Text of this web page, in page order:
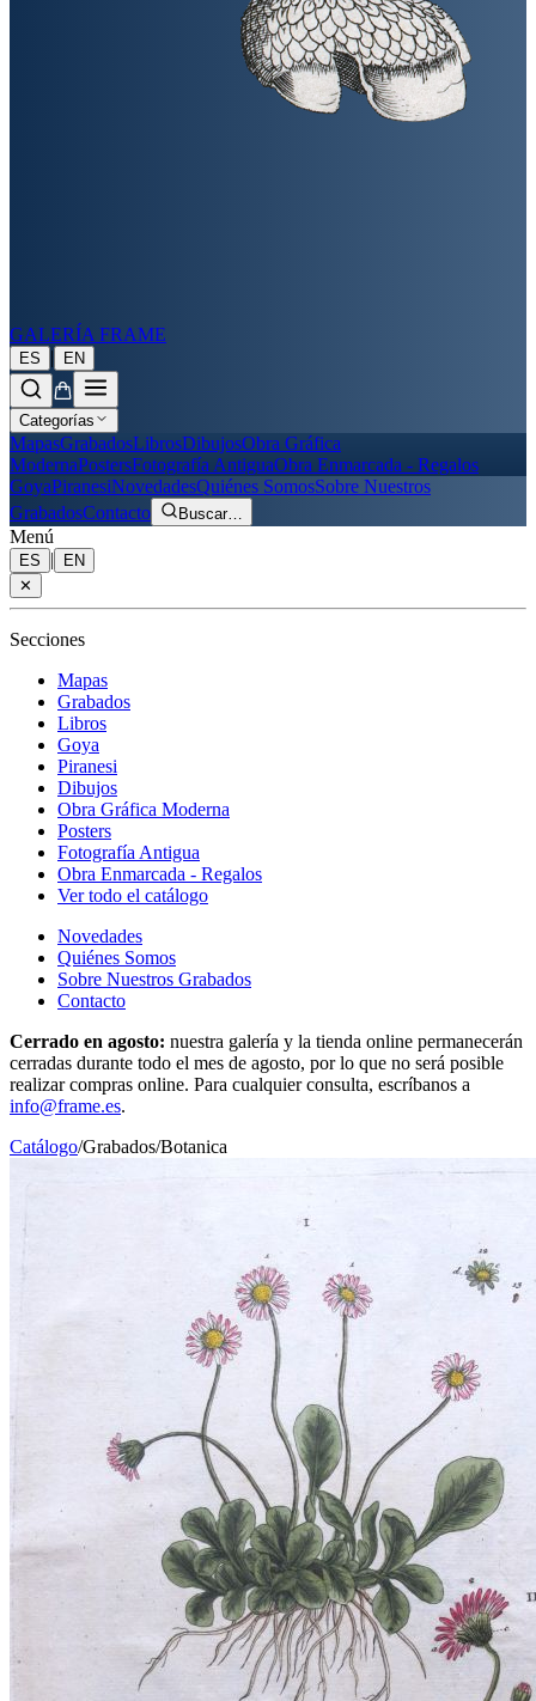
GALERÍA FRAME
ES | EN
Categorías
MapasGrabadosLibrosDibujosObra Gráfica
ModernaPostersFotografía AntiguaObra Enmarcada - Regalos
GoyaPiranesiNovedadesQuiénes SomosSobre Nuestros
GrabadosContacto Buscar…
Menú
ES |
EN
✕
Secciones
Mapas
Grabados
Libros
Goya
Piranesi
Dibujos
Obra Gráfica Moderna
Posters
Fotografía Antigua
Obra Enmarcada - Regalos
Ver todo el catálogo
Novedades
Quiénes Somos
Sobre Nuestros Grabados
Contacto
Cerrado en agosto: nuestra galería y la tienda online permanecerán
cerradas durante todo el mes de agosto, por lo que no será posible
realizar compras online. Para cualquier consulta, escríbanos a
info@frame.es.
Catálogo/Grabados/Botanica